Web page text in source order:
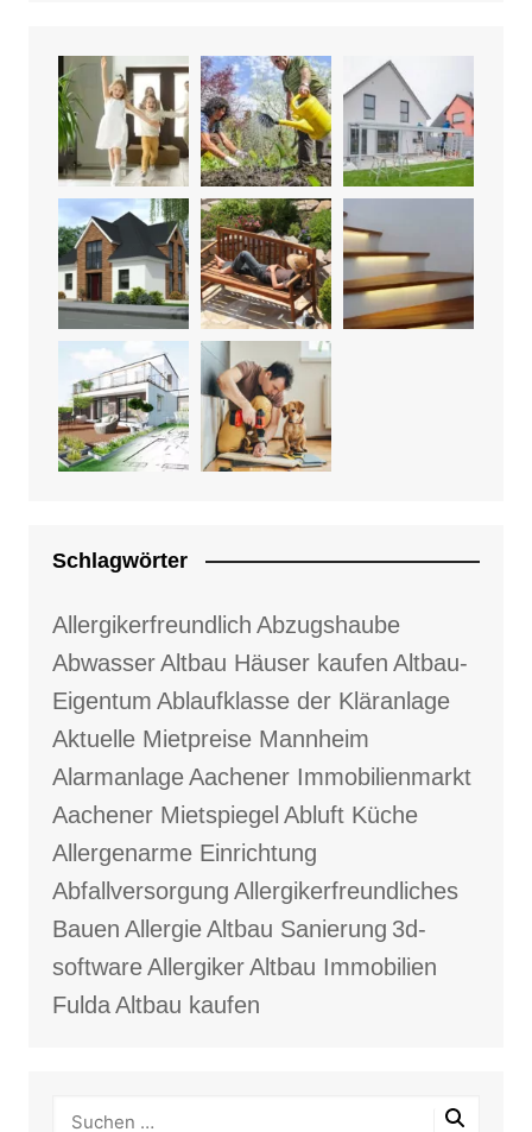
Schlagwörter
Allergikerfreundlich Abzugshaube
AbwasserAltbau Häuser kaufen Altbau-
Eigentum Ablaufklasse der Kläranlage
Aktuelle Mietpreise Mannheim
AlarmanlageAachener Immobilienmarkt
Aachener Mietspiegel Abluft Küche
Allergenarme Einrichtung
Abfallversorgung Allergikerfreundliches
Bauen AllergieAltbau Sanierung 3d-
softwareAllergikerAltbau Immobilien
FuldaAltbau kaufen